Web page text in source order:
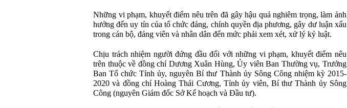
Những vi phạm, khuyết điểm nêu trên đã gây hậu quả nghiêm trọng, làm ảnh
hưởng đến uy tín của tổ chức đảng, chính quyền địa phương, gây dư luận xấu
trong cán bộ, đảng viên và nhân dân đến mức phải xem xét, xử lý kỷ luật.
Chịu trách nhiệm người đứng đầu đối với những vi phạm, khuyết điểm nêu
trên thuộc về đồng chí Dương Xuân Hùng, Ủy viên Ban Thường vụ, Trưởng
Ban Tổ chức Tỉnh ủy, nguyên Bí thư Thành ủy Sông Công nhiệm kỳ 2015-
2020 và đồng chí Hoàng Thái Cương, Tỉnh ủy viên, Bí thư Thành ủy Sông
Công (nguyên Giám đốc Sở Kế hoạch và Đầu tư).